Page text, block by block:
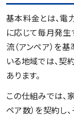
基本料金とは、電
に応じて毎月発生
流（アンペア）を
いる地域では、契
あります。
この仕組みでは、
ペア数）を契約し